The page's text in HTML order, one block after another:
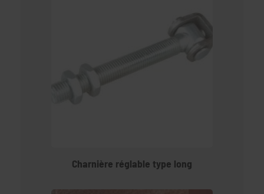
Charnière réglable type long